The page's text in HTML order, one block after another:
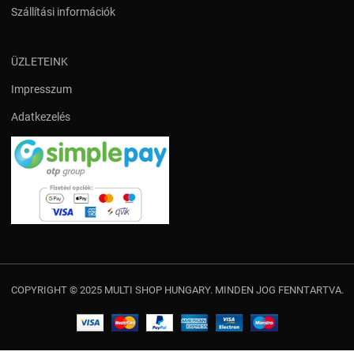
Szállítási információk
ÜZLETEINK
Impresszum
Adatkezelés
COPYRIGHT © 2025 MULTI SHOP HUNGARY. MINDEN JOG FENNTARTVA.